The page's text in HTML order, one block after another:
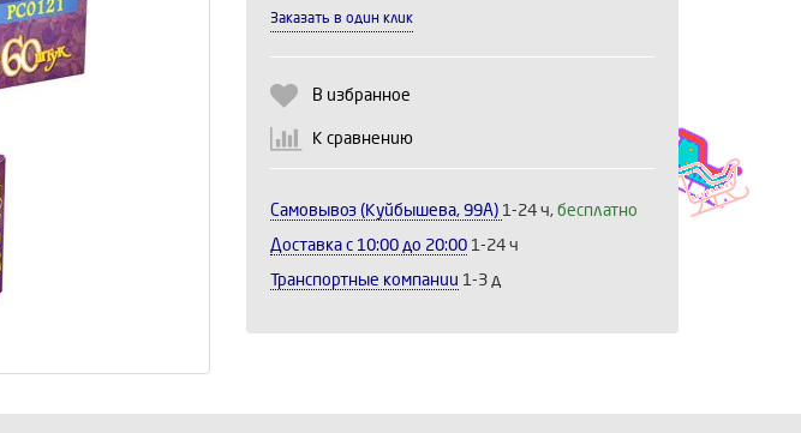
Выберите количество:
Продолжить
Заказать в один клик
В избранное
К сравнению
Самовывоз (Куйбышева, 99А) 1-24 ч, бесплатно
Доставка c 10:00 до 20:00 1-24 ч
Транспортные компании 1-3 д